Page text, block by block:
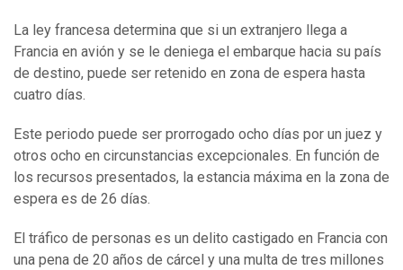
La ley francesa determina que si un extranjero llega a
Francia en avión y se le deniega el embarque hacia su país
de destino, puede ser retenido en zona de espera hasta
cuatro días.
Este periodo puede ser prorrogado ocho días por un juez y
otros ocho en circunstancias excepcionales. En función de
los recursos presentados, la estancia máxima en la zona de
espera es de 26 días.
El tráfico de personas es un delito castigado en Francia con
una pena de 20 años de cárcel y una multa de tres millones